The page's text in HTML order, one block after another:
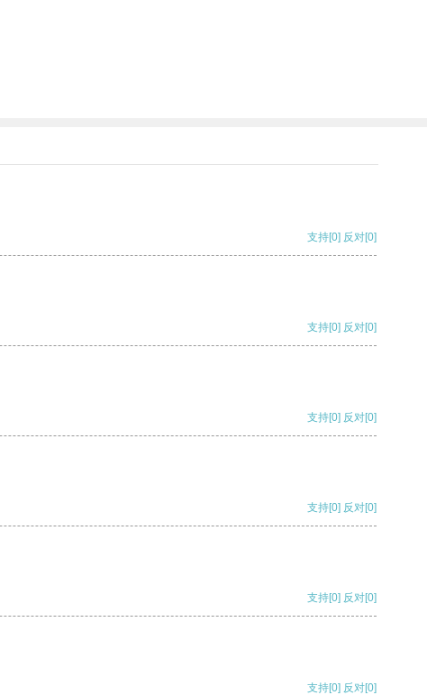
支持[0] 反对[0]
支持[0] 反对[0]
支持[0] 反对[0]
支持[0] 反对[0]
支持[0] 反对[0]
支持[0] 反对[0]